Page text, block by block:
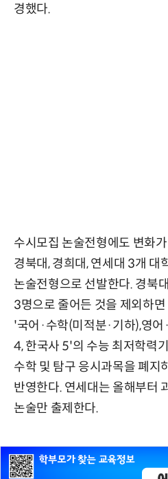
경했다.
수시모집 논술전형에도 변화
경북대, 경희대, 연세대 3개 대
논술전형으로 선발한다. 경북
3명으로 줄어든 것을 제외하
'국어·수학(미적분·기하),영
4, 한국사 5'의 수능 최저학력
수학 및 탐구 응시과목을 폐지
반영한다. 연세대는 올해부터
논술만 출제한다.